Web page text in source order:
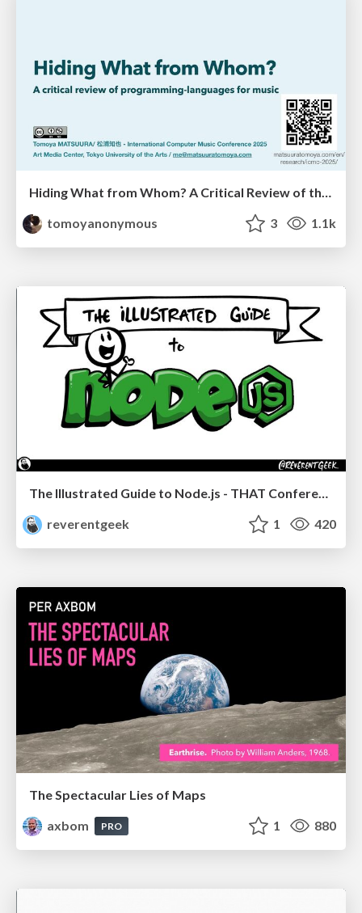
Hiding What from Whom? A Critical Review of the History of Programming languages for Music
tomoyanonymous
3 1.1k
The Illustrated Guide to Node.js - THAT Conference 2024
reverentgeek
1 420
The Spectacular Lies of Maps
axbom
PRO 1 880